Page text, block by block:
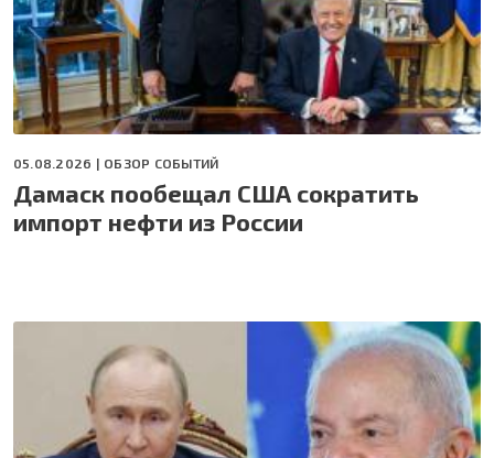
05.08.2026 | ОБЗОР СОБЫТИЙ
Дамаск пообещал США сократить
импорт нефти из России